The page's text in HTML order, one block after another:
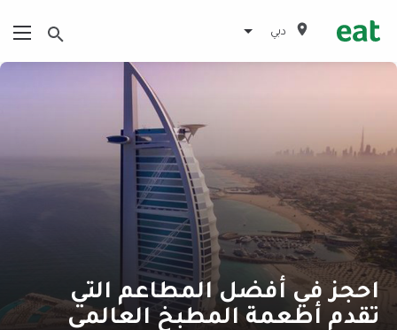
دبي
احجز في أفضل المطاعم التي
تقدم أطعمة المطبخ العالمي